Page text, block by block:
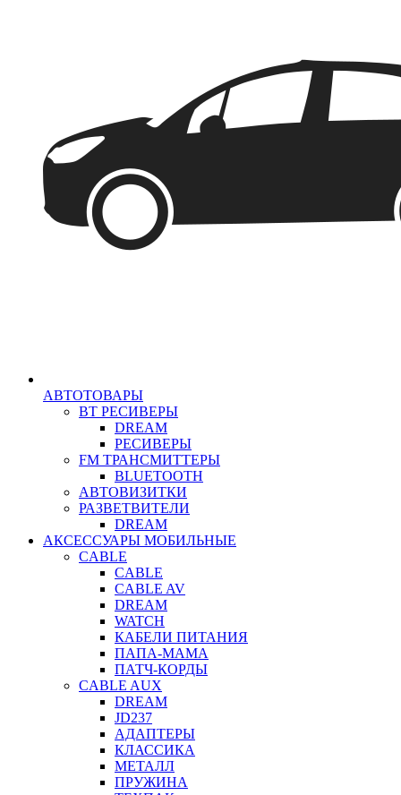
АВТОТОВАРЫ
BT РЕСИВЕРЫ
DREAM
РЕСИВЕРЫ
FM ТРАНСМИТТЕРЫ
BLUETOOTH
АВТОВИЗИТКИ
РАЗВЕТВИТЕЛИ
DREAM
АКСЕССУАРЫ МОБИЛЬНЫЕ
CABLE
CABLE
CABLE AV
DREAM
WATCH
КАБЕЛИ ПИТАНИЯ
ПАПА-МАМА
ПАТЧ-КОРДЫ
CABLE AUX
DREAM
JD237
АДАПТЕРЫ
КЛАССИКА
МЕТАЛЛ
ПРУЖИНА